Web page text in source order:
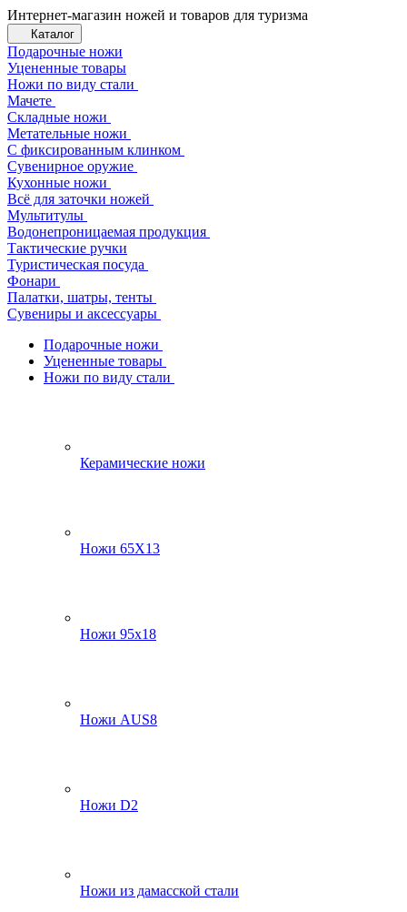
Интернет-магазин ножей и товаров для туризма
Каталог
Подарочные ножи
Уцененные товары
Ножи по виду стали
Мачете
Складные ножи
Метательные ножи
С фиксированным клинком
Сувенирное оружие
Кухонные ножи
Всё для заточки ножей
Мультитулы
Водонепроницаемая продукция
Тактические ручки
Туристическая посуда
Фонари
Палатки, шатры, тенты
Сувениры и аксессуары
Подарочные ножи
Уцененные товары
Ножи по виду стали
Керамические ножи
Ножи 65Х13
Ножи 95х18
Ножи AUS8
Ножи D2
Ножи из дамасской стали